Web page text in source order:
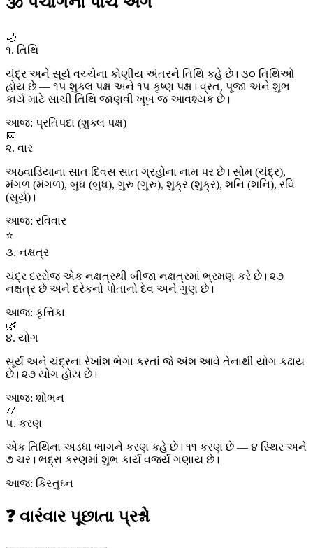
🌙
૧. તિથિ
ચંદ્ર અને સૂર્ય વચ્ચેના કોણીય અંતરને તિથિ કહે છે। ૩૦ તિથિઓ
હોય છે — ૧૫ શુક્લ પક્ષ અને ૧૫ કૃષ્ણ પક્ષ। વ્રત, પૂજા અને શુભ
કાર્ય માટે સાચી તિથિ જાણવી ખૂબ જ આવશ્યક છે।
આજ: પ્રતિપદા (શુક્લ પક્ષ)
📅
૨. વાર
અઠવાડિયાના સાત દિવસ સાત ગ્રહોના નામ પર છે। સોમ (ચંદ્ર),
મંગળ (મંગળ), બુધ (બુધ), ગુરુ (ગુરુ), શુક્ર (શુક્ર), શનિ (શનિ), રવિ
(સૂર્ય)।
આજ: રવિવાર
⭐
૩. નક્ષત્ર
ચંદ્ર દરરોજ એક નક્ષત્રથી બીજા નક્ષત્રમાં ભ્રમણ કરે છે। ૨૭
નક્ષત્ર છે અને દરેકનો પોતાનો દેવ અને ગુણ છે।
આજ: કૃત્તિકા
🌿
૪. યોગ
સૂર્ય અને ચંદ્રના રેખાંશ ભેગા કરતાં જે અંશ આવે તેનાથી યોગ કઢાય
છે। ૨૭ યોગ હોય છે।
આજ: શોભન
📿
૫. કરણ
એક તિથિના અડધા ભાગને કરણ કહે છે। ૧૧ કરણ છે — ૪ સ્થિર અને
૭ ચર। ભદ્રા કરણમાં શુભ કાર્ય વર્જ્ય ગણાય છે।
આજ: કિંસ્તુઘ્ન
❓ વારંવાર પૂછાતા પ્રશ્નો